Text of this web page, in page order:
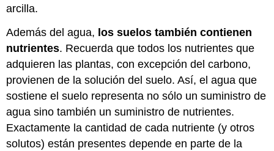
arcilla.
Además del agua, los suelos también contienen
nutrientes. Recuerda que todos los nutrientes que
adquieren las plantas, con excepción del carbono,
provienen de la solución del suelo. Así, el agua que
sostiene el suelo representa no sólo un suministro de
agua sino también un suministro de nutrientes.
Exactamente la cantidad de cada nutriente (y otros
solutos) están presentes depende en parte de la